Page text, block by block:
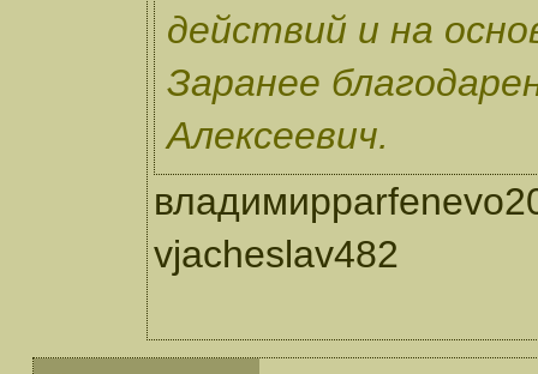
действий и на
Заранее
Алексеевич.
vjacheslav482